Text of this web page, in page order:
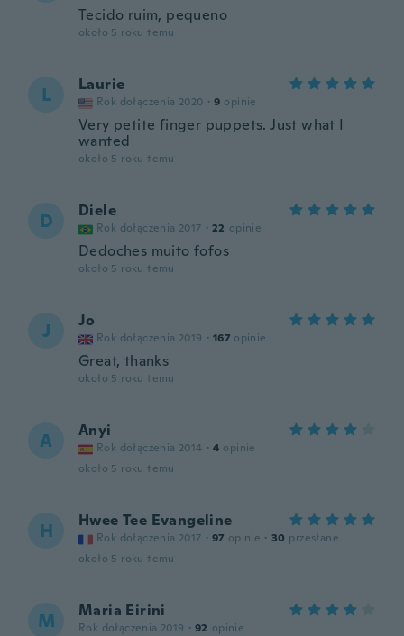
Tecido ruim, pequeno
około 5 roku temu
L Laurie
Rok dołączenia 2020 · 9 opinie
Very petite finger puppets. Just what I
wanted
około 5 roku temu
D Diele
Rok dołączenia 2017 · 22 opinie
Dedoches muito fofos
około 5 roku temu
J Jo
Rok dołączenia 2019 · 167 opinie
Great, thanks
około 5 roku temu
A Anyi
Rok dołączenia 2014 · 4 opinie
około 5 roku temu
H Hwee Tee Evangeline
Rok dołączenia 2017 · 97 opinie · 30 przesłane
około 5 roku temu
M Maria Eirini
Rok dołączenia 2019 · 92 opinie